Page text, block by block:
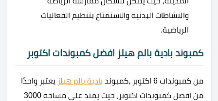
والنشاطات البدنية والاستمتاع بتنظيم الفعاليات
الرياضية.
كمبوند بادية بالم هيلز افضل كمبوندات اكتوبر
من كمبوندات 6 اكتوبر ،كمبوند بادية بالم هيلز يعتبر واحدًا
من افضل كمبوندات اكتوبر، حيث يمتد على مساحة 3000